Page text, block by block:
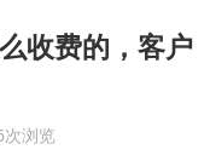
收费的，客户
浏览